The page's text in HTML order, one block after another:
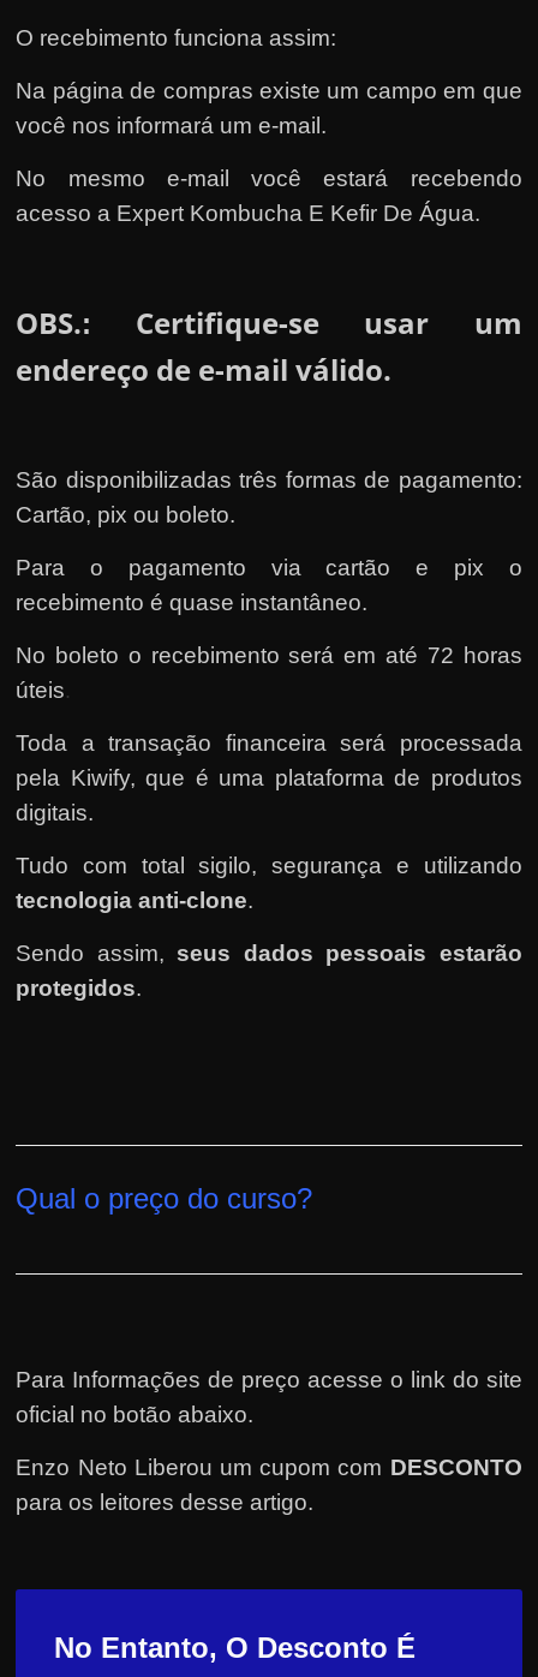
O recebimento funciona assim:
Na página de compras existe um campo em que
você nos informará um e-mail.
No mesmo e-mail você estará recebendo
acesso a Expert Kombucha E Kefir De Água.
OBS.:
Certifique-se usar um
endereço de e-mail válido.
São disponibilizadas três formas de pagamento:
Cartão, pix ou boleto.
Para o pagamento via cartão e pix o
recebimento é quase instantâneo.
No boleto o recebimento será em até 72 horas
úteis.
Toda a transação financeira será processada
pela Kiwify, que é uma plataforma de produtos
digitais.
Tudo com total sigilo, segurança e utilizando
tecnologia anti-clone.
Sendo assim, seus dados pessoais estarão
protegidos.
Qual o preço do curso?
Para Informações de preço acesse o link do site
oficial no botão abaixo.
Enzo Neto Liberou um cupom com DESCONTO
para os leitores desse artigo.
No Entanto, O Desconto É